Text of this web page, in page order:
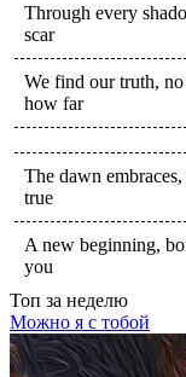
Through every
scar
We find our truth, no
how far
The dawn
true
A new beginning,
you
Топ за неделю
Можно я с тобой